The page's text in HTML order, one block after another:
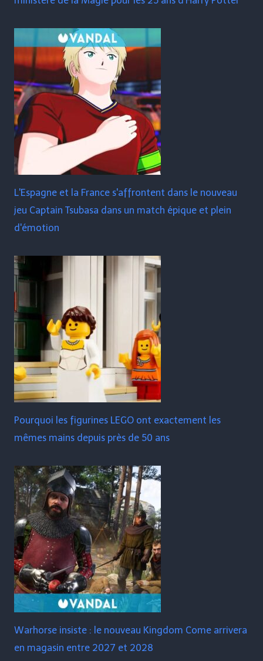
L'Espagne et la France s'affrontent dans le nouveau
jeu Captain Tsubasa dans un match épique et plein
d'émotion
Pourquoi les figurines LEGO ont exactement les
mêmes mains depuis près de 50 ans
Warhorse insiste : le nouveau Kingdom Come arrivera
en magasin entre 2027 et 2028